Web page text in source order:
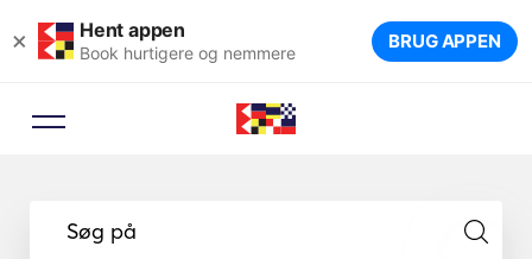
× Hent appen
Book hurtigere og nemmere BRUG APPEN
Søg på